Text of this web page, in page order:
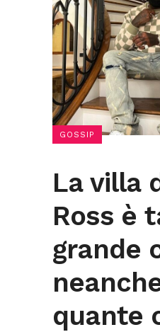
GOSSIP
La villa
Ross è
grande
quante